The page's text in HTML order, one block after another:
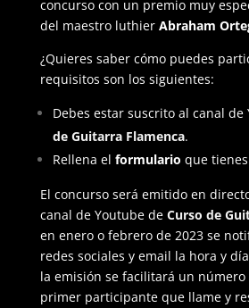
concurso con un premio muy
del maestro luthier Abraham
¿Quieres saber cómo puedes
requisitos son los siguientes:
Debes estar suscrito al canal de
de Guitarra Flamenca.
Rellena el formulario que
El concurso será emitido en
canal de Youtube de Curso de
en enero o febrero de 2023 se
redes sociales y email la hora y
la emisión se facilitará un número
primer participante que llame y